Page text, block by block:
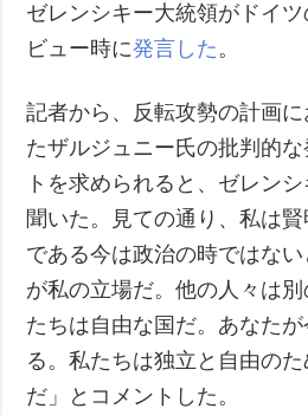
ゼレンシキー大統領がドイ
ビュー時に発言した。
記者から、反転攻勢の計画
たザルジュニー氏の批判的
トを求められると、ゼレン
聞いた。見ての通り、私は
である今は政治の時ではな
が私の立場だ。他の人々は
たちは自由な国だ。あなた
る。私たちは独立と自由の
だ」とコメントした。